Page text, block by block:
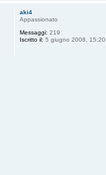
aki4
Appassionato
Messaggi: 219
Iscritto il: 5 giugno 2008, 15:20